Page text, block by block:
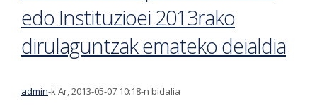
edo Instituzioei 2013rako
dirulaguntzak emateko deialdia
admin-k Ar, 2013-05-07 10:18-n bidalia